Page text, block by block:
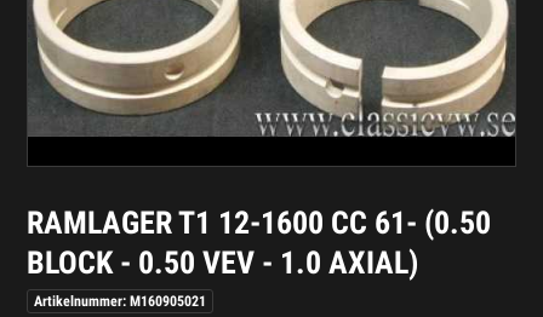
RAMLAGER T1 12-1600 CC 61- (0.50
BLOCK - 0.50 VEV - 1.0 AXIAL)
Artikelnummer: M160905021